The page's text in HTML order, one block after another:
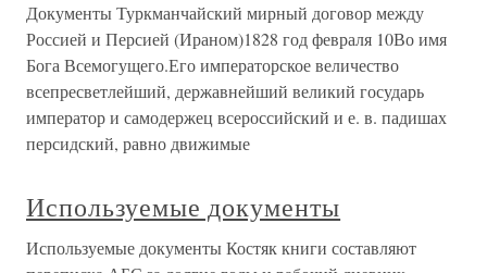
Документы Туркманчайский мирный договор между
Россией и Персией (Ираном)1828 год февраля 10Во имя
Бога Всемогущего.Его императорское величество
всепресветлейший, державнейший великий государь
император и самодержец всероссийский и е. в. падишах
персидский, равно движимые
Используемые документы
Используемые документы Костяк книги составляют